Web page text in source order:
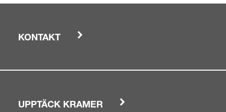
KONTAKT
UPPTÄCK KRAMER